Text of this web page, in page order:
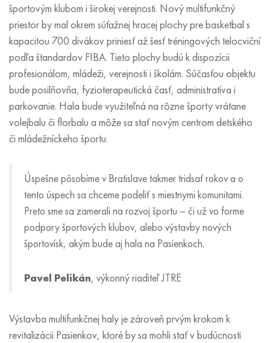
športovým klubom i širokej verejnosti. Nový multifunkčný
priestor by mal okrem súťažnej hracej plochy pre basketbal s
kapacitou 700 divákov priniesť až šesť tréningových telocviční
podľa štandardov FIBA. Tieto plochy budú k dispozícii
profesionálom, mládeži, verejnosti i školám. Súčasťou objektu
bude posilňovňa, fyzioterapeutická časť, administratíva i
parkovanie. Hala bude využiteľná na rôzne športy vrátane
volejbalu či florbalu a môže sa stať novým centrom detského
či mládežníckeho športu.
Úspešne pôsobíme v Bratislave takmer tridsať rokov a o
tento úspech sa chceme podeliť s miestnymi komunitami.
Preto sme sa zamerali na rozvoj športu – či už vo forme
podpory športových klubov, alebo výstavby nových
športovísk, akým bude aj hala na Pasienkoch.
Pavel Pelikán, výkonný riaditeľ JTRE
Výstavba multifunkčnej haly je zároveň prvým krokom k
revitalizácii Pasienkov, ktoré by sa mohli stať v budúcnosti